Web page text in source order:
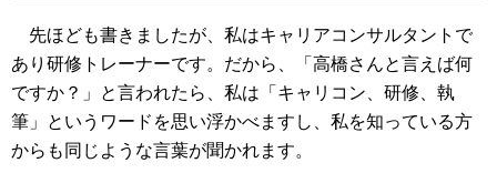
先ほども書きましたが、私はキャリアコンサルタントで
あり研修トレーナーです。だから、「高橋さんと言えば何
ですか？」と言われたら、私は「キャリコン、研修、執
筆」というワードを思い浮かべますし、私を知っている方
からも同じような言葉が聞かれます。